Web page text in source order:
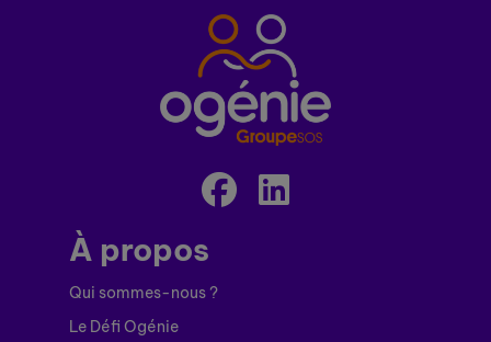
À propos
Qui sommes-nous ?
Le Défi Ogénie